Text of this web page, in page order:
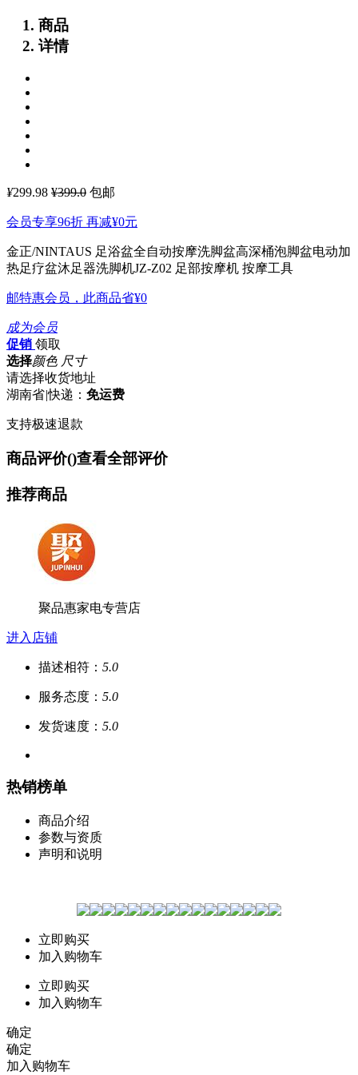
商品
详情
¥299.98 ¥399.0 包邮
会员专享96折 再减¥0元
金正/NINTAUS 足浴盆全自动按摩洗脚盆高深桶泡脚盆电动加
热足疗盆沐足器洗脚机JZ-Z02 足部按摩机 按摩工具
邮特惠会员，此商品省¥0
成为会员
促销 领取
选择颜色 尺寸
请选择收货地址
湖南省|快递： 免运费
支持极速退款
商品评价()查看全部评价
推荐商品
聚品惠家电专营店
进入店铺
描述相符： 5.0
服务态度： 5.0
发货速度： 5.0
热销榜单
商品介绍
参数与资质
声明和说明
立即购买
加入购物车
立即购买
加入购物车
确定
确定
加入购物车